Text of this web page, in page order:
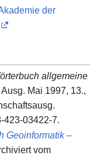
der
allgemeine
Mai 1997, 13.,
423-03422-7.
Geoinformatik –
vom